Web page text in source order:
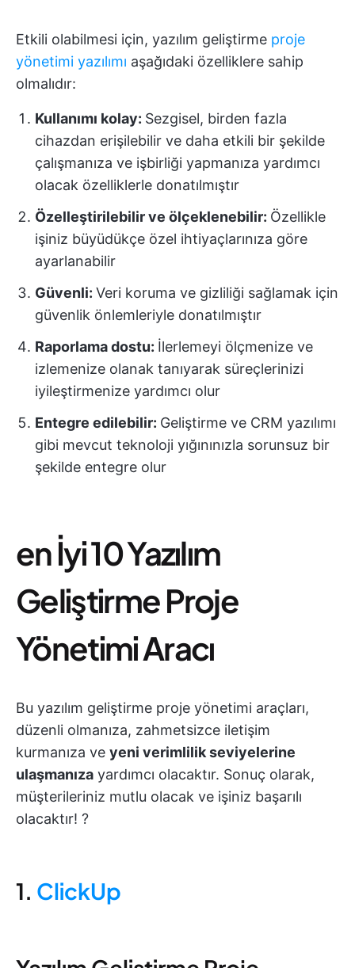
Etkili olabilmesi için, yazılım geliştirme proje
yönetimi yazılımı aşağıdaki özelliklere sahip
olmalıdır:
Kullanımı kolay: Sezgisel, birden fazla
cihazdan erişilebilir ve daha etkili bir şekilde
çalışmanıza ve işbirliği yapmanıza yardımcı
olacak özelliklerle donatılmıştır
Özelleştirilebilir ve ölçeklenebilir: Özellikle
işiniz büyüdükçe özel ihtiyaçlarınıza göre
ayarlanabilir
Güvenli: Veri koruma ve gizliliği sağlamak için
güvenlik önlemleriyle donatılmıştır
Raporlama dostu: İlerlemeyi ölçmenize ve
izlemenize olanak tanıyarak süreçlerinizi
iyileştirmenize yardımcı olur
Entegre edilebilir: Geliştirme ve CRM yazılımı
gibi mevcut teknoloji yığınınızla sorunsuz bir
şekilde entegre olur
en İyi 10 Yazılım
Geliştirme Proje
Yönetimi Aracı
Bu yazılım geliştirme proje yönetimi araçları,
düzenli olmanıza, zahmetsizce iletişim
kurmanıza ve yeni verimlilik seviyelerine
ulaşmanıza yardımcı olacaktır. Sonuç olarak,
müşterileriniz mutlu olacak ve işiniz başarılı
olacaktır! ?
1. ClickUp